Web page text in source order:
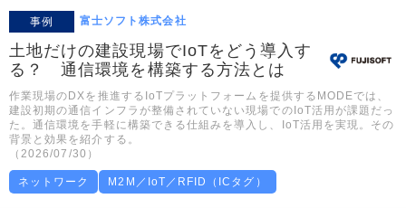
事例 富士ソフト株式会社
土地だけの建設現場でIoTをどう導入す
る？ 通信環境を構築する方法とは
作業現場のDXを推進するIoTプラットフォームを提供するMODEでは、
建設初期の通信インフラが整備されていない現場でのIoT活用が課題だっ
た。通信環境を手軽に構築できる仕組みを導入し、IoT活用を実現。その
背景と効果を紹介する。
（2026/07/30）
ネットワーク M2M／IoT／RFID（ICタグ）